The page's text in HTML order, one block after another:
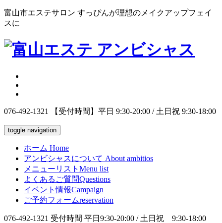
富山市エステサロン すっぴんが理想のメイクアップフェイ
スに
076-492-1321 【受付時間】平日 9:30-20:00 / 土日祝 9:30-18:00
toggle navigation
ホーム Home
アンビシャスについて About ambitios
メニューリスト Menu list
よくあるご質問Questions
イベント情報Campaign
ご予約フォームreservation
076-492-1321 受付時間 平日9:30-20:00 / 土日祝 9:30-18:00